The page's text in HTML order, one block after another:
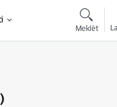
Meklēt